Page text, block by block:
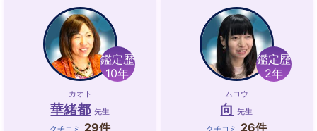
人交信 チャネリングカ
ード インナーチャイル
相 数秘術 西洋占星術
鑑定歴
10年
カオト
華緒都 先生
クチコミ 29件
鑑定歴
2年
ムコウ
向 先生
クチコミ 26件